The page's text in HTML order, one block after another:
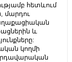
հետևում
մարդու
և
կողմի